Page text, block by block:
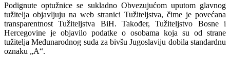
Podignute optužnice se sukladno Obvezujućom uputom glavnog
tužitelja objavljuju na web stranici Tužiteljstva, čime je povećana
transparentnost Tužiteljstva BiH. Također, Tužiteljstvo Bosne i
Hercegovine je objavilo podatke o osobama koja su od strane
tužitelja Međunarodnog suda za bivšu Jugoslaviju dobila standardnu
oznaku „A“.